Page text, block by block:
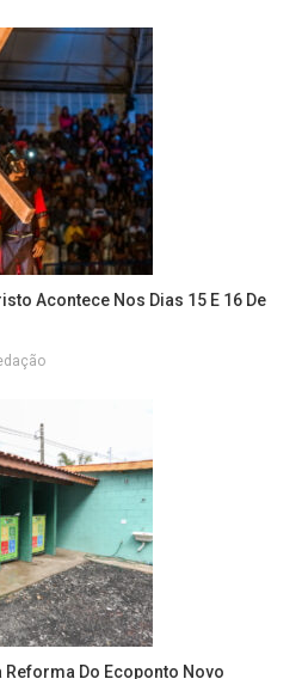
Acontece Nos Dias 15 E 16 De
Do Ecoponto Novo